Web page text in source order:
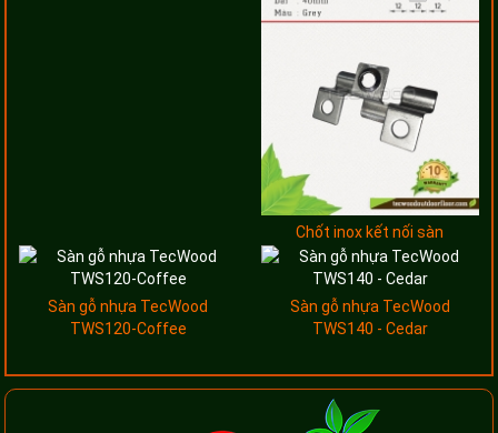
Chốt inox kết nối sàn
Sàn gỗ nhựa TecWood
TWS120-Coffee
Sàn gỗ nhựa TecWood
TWS140 - Cedar